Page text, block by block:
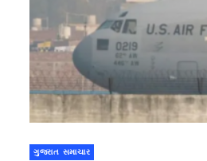
ગુજરાત સમાચાર